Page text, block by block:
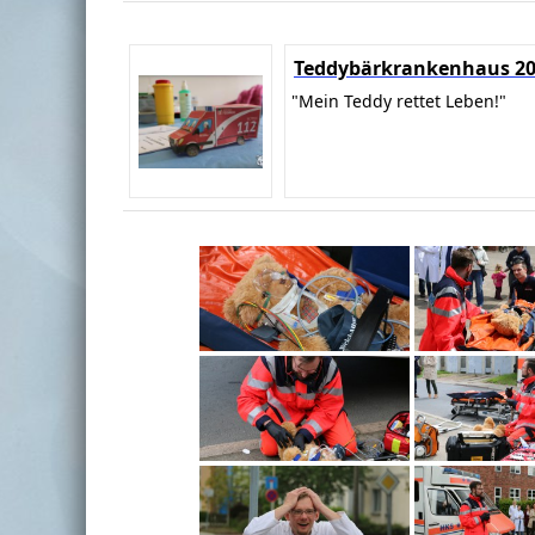
Teddybärkrankenhaus
"Mein Teddy rettet Leben!"